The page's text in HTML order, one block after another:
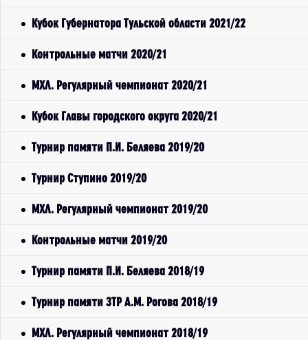
Кубок Губернатора Тульской области 2021/22
Контрольные матчи 2020/21
МХЛ. Регулярный чемпионат 2020/21
Кубок Главы городского округа 2020/21
Турнир памяти П.И. Беляева 2019/20
Турнир Ступино 2019/20
МХЛ. Регулярный чемпионат 2019/20
Контрольные матчи 2019/20
Турнир памяти П.И. Беляева 2018/19
Турнир памяти ЗТР А.М. Рогова 2018/19
МХЛ. Регулярный чемпионат 2018/19